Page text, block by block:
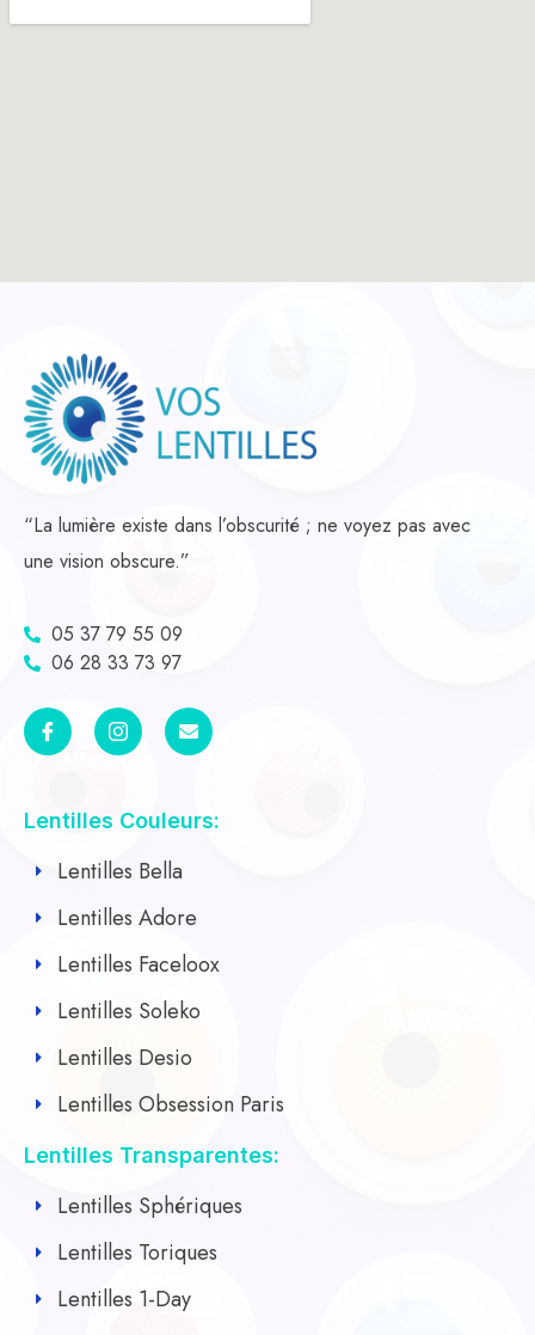
“La lumière existe dans l’obscurité ; ne voyez pas avec
une vision obscure.”
05 37 79 55 09
06 28 33 73 97
Lentilles Couleurs:
Lentilles Bella
Lentilles Adore
Lentilles Faceloox
Lentilles Soleko
Lentilles Desio
Lentilles Obsession Paris
Lentilles Transparentes:
Lentilles Sphériques
Lentilles Toriques
Lentilles 1-Day